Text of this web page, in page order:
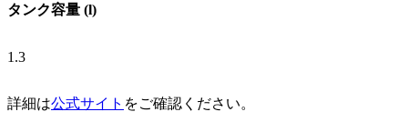
タンク容量 (l)
1.3
詳細は公式サイト をご確認ください。